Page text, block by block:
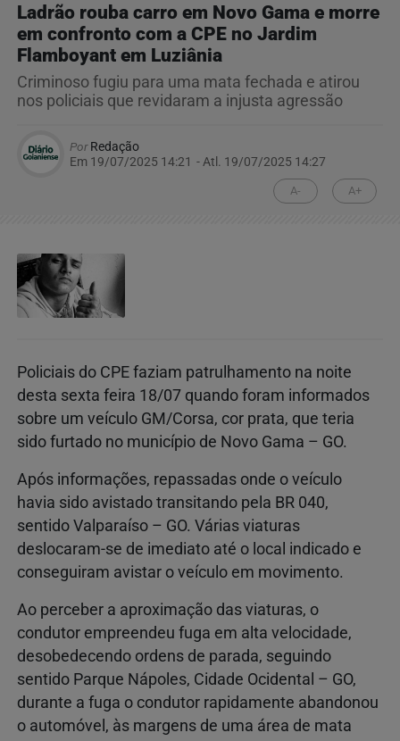
Ladrão rouba carro em Novo Gama e morre
em confronto com a CPE no Jardim
Flamboyant em Luziânia
Criminoso fugiu para uma mata fechada e atirou
nos policiais que revidaram a injusta agressão
PorRedação
Em 19/07/2025 14:21 - Atl. 19/07/2025 14:27
A- A+
Policiais do CPE faziam patrulhamento na noite
desta sexta feira 18/07 quando foram informados
sobre um veículo GM/Corsa, cor prata, que teria
sido furtado no município de Novo Gama – GO.
Após informações, repassadas onde o veículo
havia sido avistado transitando pela BR 040,
sentido Valparaíso – GO. Várias viaturas
deslocaram-se de imediato até o local indicado e
conseguiram avistar o veículo em movimento.
Ao perceber a aproximação das viaturas, o
condutor empreendeu fuga em alta velocidade,
desobedecendo ordens de parada, seguindo
sentido Parque Nápoles, Cidade Ocidental – GO,
durante a fuga o condutor rapidamente abandonou
o automóvel, às margens de uma área de mata